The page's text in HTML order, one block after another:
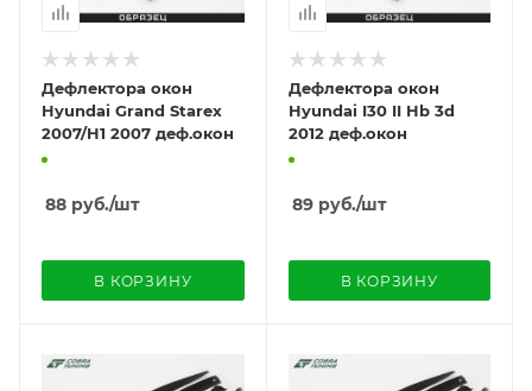
Дефлектора окон
Hyundai Grand Starex
2007/H1 2007 деф.окон
88 руб./шт
В КОРЗИНУ
Дефлектора окон
Hyundai I30 II Hb 3d
2012 деф.окон
89руб./шт
В КОРЗИНУ